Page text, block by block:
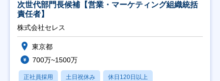
次世代部門長候補【営業・マーケティング組織統括
責任者】
株式会社セレス
東京都
700万~1500万
正社員採用 土日祝休み 休日120日以上